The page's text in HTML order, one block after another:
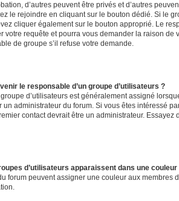
d’autres peuvent être privés et d’autres
le rejoindre en cliquant sur le bouton dédié. Si le
cliquer également sur le bouton approprié. Le
votre requête et pourra vous demander la raison de
de groupe s’il refuse votre demande.
le responsable d’un groupe d’utilisateurs ?
d’utilisateurs est généralement assigné
administrateur du forum. Si vous êtes intéressé
contact devrait être un administrateur.
d’utilisateurs apparaissent dans une
forum peuvent assigner une couleur aux membres